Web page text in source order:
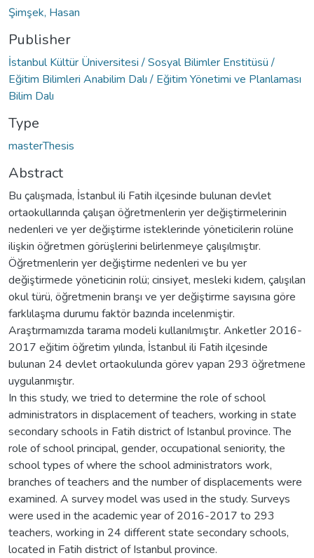
Şimşek, Hasan
Publisher
İstanbul Kültür Üniversitesi / Sosyal Bilimler Enstitüsü /
Eğitim Bilimleri Anabilim Dalı / Eğitim Yönetimi ve Planlaması
Bilim Dalı
Type
masterThesis
Abstract
Bu çalışmada, İstanbul ili Fatih ilçesinde bulunan devlet
ortaokullarında çalışan öğretmenlerin yer değiştirmelerinin
nedenleri ve yer değiştirme isteklerinde yöneticilerin rolüne
ilişkin öğretmen görüşlerini belirlenmeye çalışılmıştır.
Öğretmenlerin yer değiştirme nedenleri ve bu yer
değiştirmede yöneticinin rolü; cinsiyet, mesleki kıdem, çalışılan
okul türü, öğretmenin branşı ve yer değiştirme sayısına göre
farklılaşma durumu faktör bazında incelenmiştir.
Araştırmamızda tarama modeli kullanılmıştır. Anketler 2016-
2017 eğitim öğretim yılında, İstanbul ili Fatih ilçesinde
bulunan 24 devlet ortaokulunda görev yapan 293 öğretmene
uygulanmıştır.
In this study, we tried to determine the role of school
administrators in displacement of teachers, working in state
secondary schools in Fatih district of Istanbul province. The
role of school principal, gender, occupational seniority, the
school types of where the school administrators work,
branches of teachers and the number of displacements were
examined. A survey model was used in the study. Surveys
were used in the academic year of 2016-2017 to 293
teachers, working in 24 different state secondary schools,
located in Fatih district of Istanbul province.